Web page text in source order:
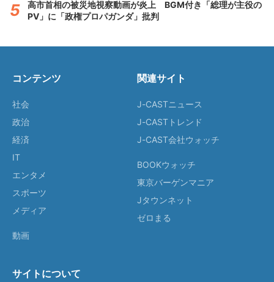
高市首相の被災地視察動画が炎上 BGM付き「総理が主役の
PV」に「政権プロパガンダ」批判
コンテンツ
社会
政治
経済
IT
エンタメ
スポーツ
メディア
動画
関連サイト
J-CASTニュース
J-CASTトレンド
J-CAST会社ウォッチ
BOOKウォッチ
東京バーゲンマニア
Jタウンネット
ゼロまる
サイトについて